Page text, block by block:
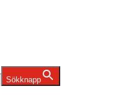
Sökknapp